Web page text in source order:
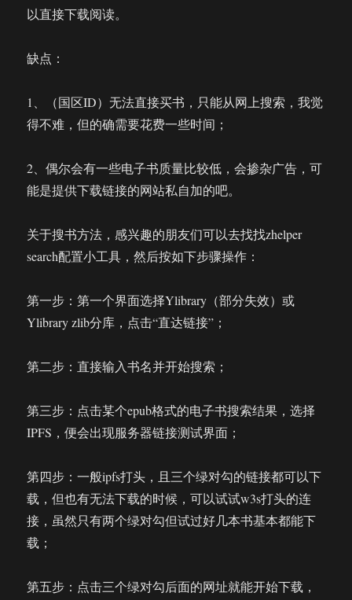
以直接下载阅读。
缺点：
1、（国区ID）无法直接买书，只能从网上搜索，我觉
得不难，但的确需要花费一些时间；
2、偶尔会有一些电子书质量比较低，会掺杂广告，可
能是提供下载链接的网站私自加的吧。
关于搜书方法，感兴趣的朋友们可以去找找zhelper
search配置小工具，然后按如下步骤操作：
第一步：第一个界面选择Ylibrary（部分失效）或
Ylibrary zlib分库，点击“直达链接”；
第二步：直接输入书名并开始搜索；
第三步：点击某个epub格式的电子书搜索结果，选择
IPFS，便会出现服务器链接测试界面；
第四步：一般ipfs打头，且三个绿对勾的链接都可以下
载，但也有无法下载的时候，可以试试w3s打头的连
接，虽然只有两个绿对勾但试过好几本书基本都能下
载；
第五步：点击三个绿对勾后面的网址就能开始下载，